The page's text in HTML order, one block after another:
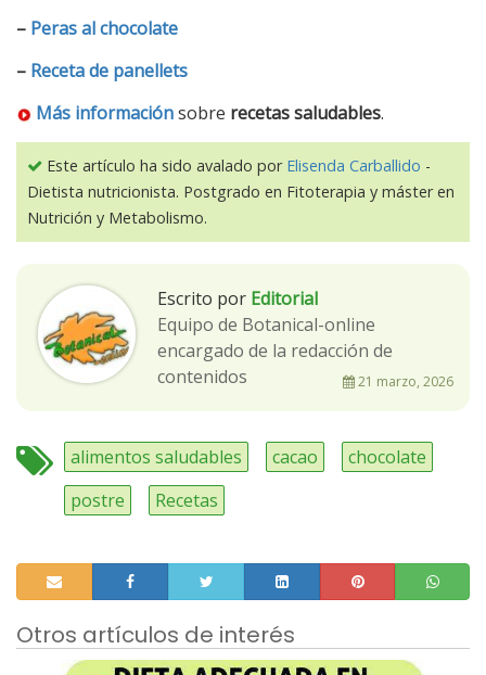
– Peras al chocolate
– Receta de panellets
Más informaciónsobre recetas saludables.
Este artículo ha sido avalado por Elisenda Carballido -
Dietista nutricionista. Postgrado en Fitoterapia y máster en
Nutrición y Metabolismo.
Escrito por Editorial
Equipo de Botanical-online
encargado de la redacción de
contenidos
21 marzo, 2026
alimentos saludables cacao
chocolate
postre
Recetas
Otros artículos de interés